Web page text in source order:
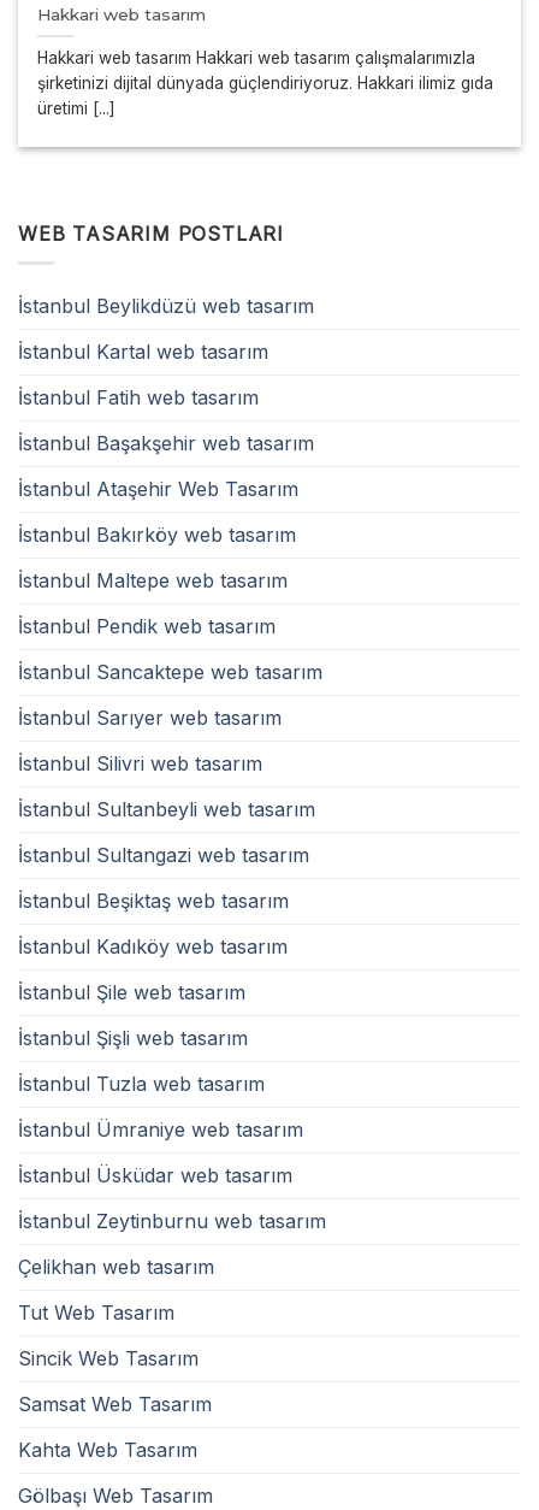
Hakkari web tasarım
Hakkari web tasarım Hakkari web tasarım çalışmalarımızla
şirketinizi dijital dünyada güçlendiriyoruz. Hakkari ilimiz gıda
üretimi [...]
WEB TASARIM POSTLARI
İstanbul Beylikdüzü web tasarım
İstanbul Kartal web tasarım
İstanbul Fatih web tasarım
İstanbul Başakşehir web tasarım
İstanbul Ataşehir Web Tasarım
İstanbul Bakırköy web tasarım
İstanbul Maltepe web tasarım
İstanbul Pendik web tasarım
İstanbul Sancaktepe web tasarım
İstanbul Sarıyer web tasarım
İstanbul Silivri web tasarım
İstanbul Sultanbeyli web tasarım
İstanbul Sultangazi web tasarım
İstanbul Beşiktaş web tasarım
İstanbul Kadıköy web tasarım
İstanbul Şile web tasarım
İstanbul Şişli web tasarım
İstanbul Tuzla web tasarım
İstanbul Ümraniye web tasarım
İstanbul Üsküdar web tasarım
İstanbul Zeytinburnu web tasarım
Çelikhan web tasarım
Tut Web Tasarım
Sincik Web Tasarım
Samsat Web Tasarım
Kahta Web Tasarım
Gölbaşı Web Tasarım